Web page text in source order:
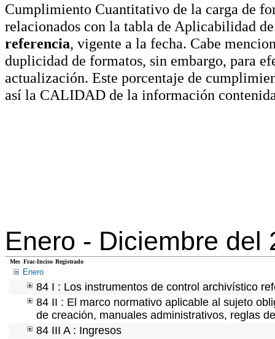
Cumplimiento Cuantitativo de la carga de
relacionados con la tabla de Aplicabilidad
referencia, vigente a la fecha. Cabe
duplicidad de formatos, sin embargo, para
actualización. Este porcentaje de
así la CALIDAD de la información
Enero - Diciembre del
Mes Frac-Inciso Registrado
Enero
84 I : Los instrumentos de control archivístico
84 II : El marco normativo aplicable al sujeto
de creación, manuales administrativos, reglas
84 III A : Ingresos